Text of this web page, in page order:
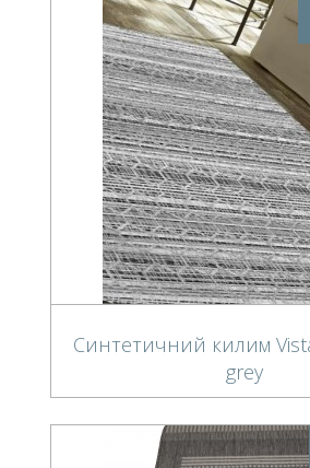
Синтетичний килим
grey